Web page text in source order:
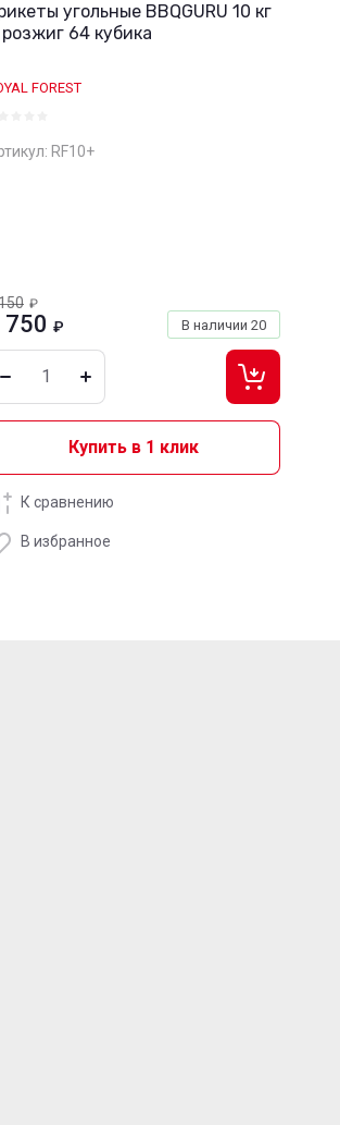
угольные BBQGURU 10 кг
64 кубика
FOREST
RF10+
В наличии 20
₽
750 ₽
Купить в 1 клик
К сравнению
В избранное